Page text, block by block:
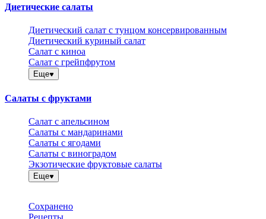
Диетические салаты
Диетический салат с тунцом консервированным
Диетический куриный салат
Салат с киноа
Салат с грейпфрутом
Еще
Салаты с фруктами
Салат с апельсином
Салаты с мандаринами
Салаты с ягодами
Салаты с виноградом
Экзотические фруктовые салаты
Еще
Сохранено
Рецепты